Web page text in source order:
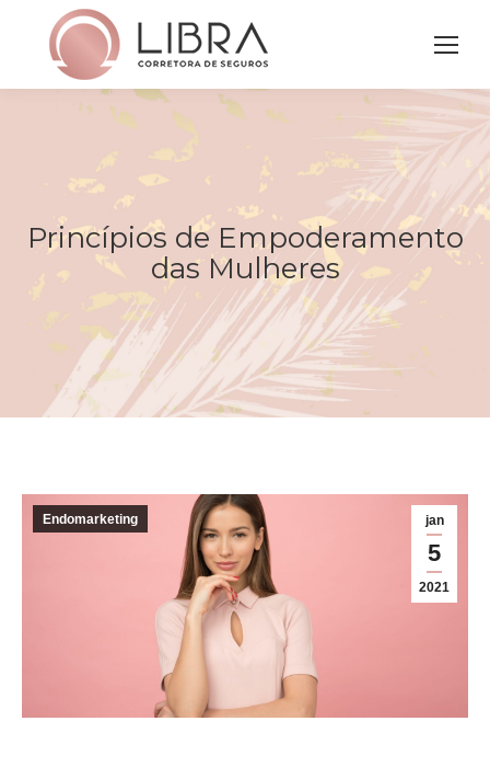
Princípios de Empoderamento
das Mulheres
Você está aqui:
jan
5
2021
Endomarketing